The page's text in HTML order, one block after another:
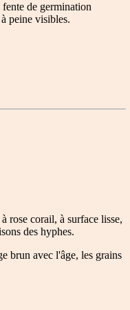
de germination
peine visibles.
rose corail, à surface lisse,
des hyphes.
brun avec l'âge, les grains